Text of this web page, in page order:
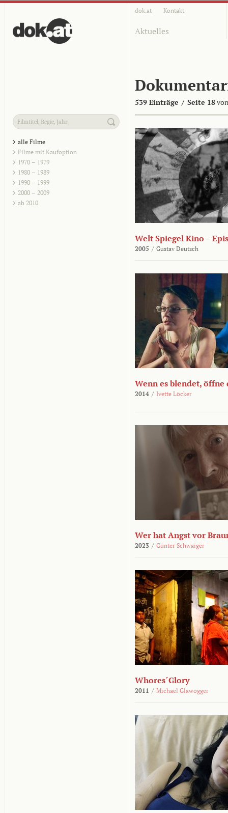
dok.at Kontakt
Aktuelles
539 Einträge / Seite 18
alle Filme
Filme mit Kaufoption
1970 – 1979
1980 – 1989
1990 – 1999
2000 – 2009
ab 2010
Welt Spiegel Kino –
2005 / Gustav Deutsch
Wenn es blendet, öffne
2014 / Ivette Löcker
Wer hat Angst vor
2023 / Günter Schwaiger
Whores´Glory
2011 / Michael Glawogger